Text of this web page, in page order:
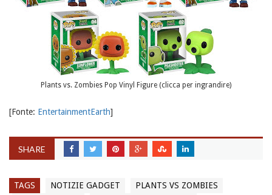
Plants vs. Zombies Pop Vinyl Figure (clicca per ingrandire)
[Fonte: EntertainmentEarth]
SHARE
TAGS NOTIZIE GADGET
PLANTS VS ZOMBIES